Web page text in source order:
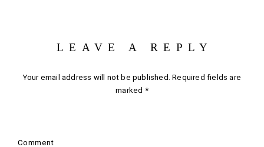
LEAVE A REPLY
Your email address will not be published. Required fields are
marked *
Comment